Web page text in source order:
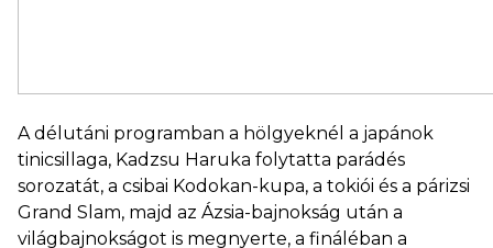
A délutáni programban a hölgyeknél a japánok
tinicsillaga, Kadzsu Haruka folytatta parádés
sorozatát, a csibai Kodokan-kupa, a tokiói és a párizsi
Grand Slam, majd az Ázsia-bajnokság után a
világbajnokságot is megnyerte, a fináléban a